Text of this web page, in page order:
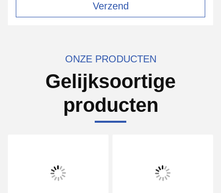
Verzend
ONZE PRODUCTEN
Gelijksoortige
producten